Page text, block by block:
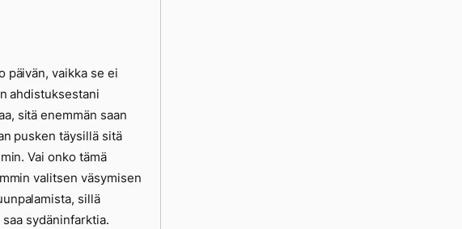
päivän, vaikka se ei
ahdistuksestani
sitä enemmän saan
pusken täysillä sitä
Vai onko tämä
valitsen väsymisen
sillä
sydäninfarktia.